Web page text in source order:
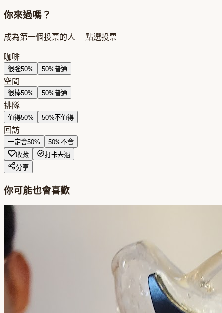
你來過嗎？
成為第一個投票的人— 點選投票
咖啡
很強50% 50%普通
空間
很棒50% 50%普通
排隊
值得50% 50%不值得
回訪
一定會50% 50%不會
收藏
打卡去過
分享
你可能也會喜歡